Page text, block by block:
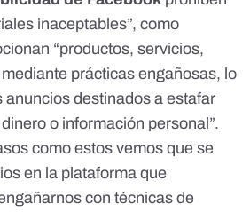
inaceptables”, como
“productos, servicios,
prácticas engañosas, lo
anuncios destinados a estafar
o información personal”.
como estos vemos que se
en la plataforma que
con técnicas de